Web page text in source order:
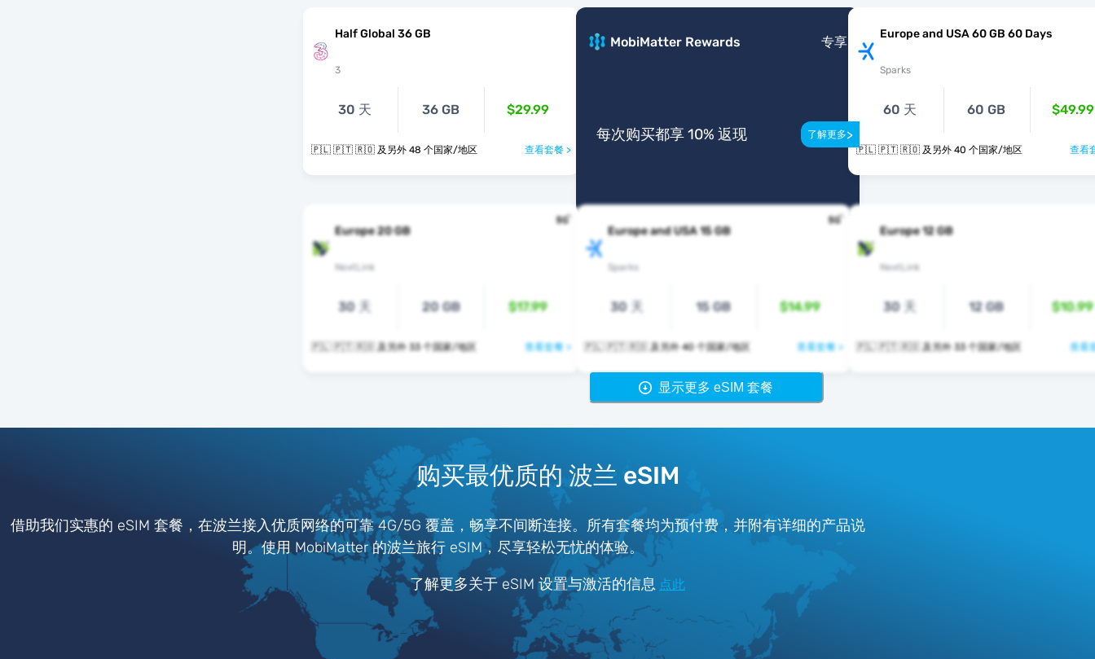
Half Global 36 GB
3
30 天 36 GB $29.99
🇵🇱 🇵🇹 🇷🇴 及另外 48 个国家/地区 查看套餐 >
MobiMatter Rewards 专享
每次购买都享 10% 返现 了解更多>
Europe and USA 60 GB 60 Days
Sparks
60 天 60 GB $49.99
🇵🇱 🇵🇹 🇷🇴 及另外 40 个国家/地区 查看
Europe 20 GB
NextLink
30 天 20 GB $17.99
🇵🇱 🇵🇹 🇷🇴 及另外 33 个国家/地区 查看套餐 >
Europe and USA 15 GB
Sparks
30 天 15 GB $14.99
🇵🇱 🇵🇹 🇷🇴 及另外 40 个国家/地区 查看套餐 >
Europe 12 GB
NextLink
30 天 12 GB $10.99
🇵🇱 🇵🇹 🇷🇴 及另外 33 个国家/地区 查看
显示更多 eSIM 套餐
购买最优质的 波兰 eSIM
借助我们实惠的 eSIM 套餐，在波兰接入优质网络的可靠 4G/5G 覆盖，畅享不间断连接。所有套餐均为预付费，并附有详细的产品说
明。使用 MobiMatter 的波兰旅行 eSIM，尽享轻松无忧的体验。
了解更多关于 eSIM 设置与激活的信息 点此